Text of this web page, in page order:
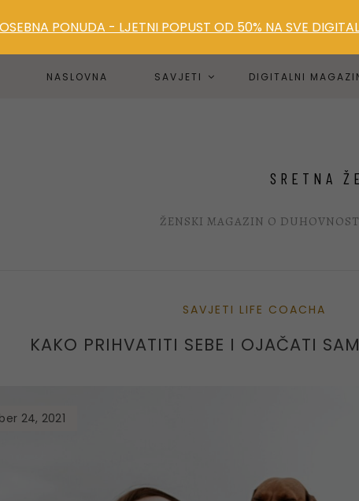
NASLOVNA SAVJETI DIGITALNI
SRETNA
ŽENSKI MAGAZIN O
SAVJETI LIFE COACHA
KAKO PRIHVATITI SEBE I OJAČATI
24, 2021
PONUDA - LJETNI POPUST OD 50% NA SVE